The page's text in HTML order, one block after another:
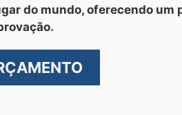
do mundo, oferecendo um